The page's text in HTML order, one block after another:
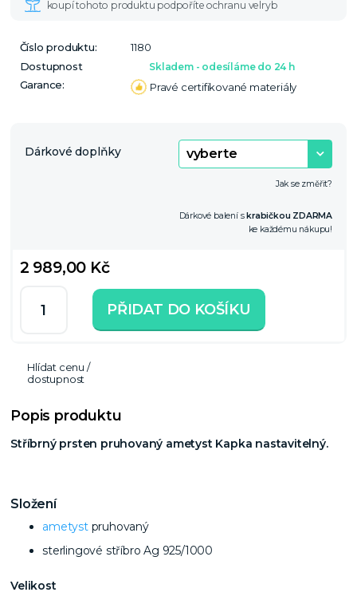
Číslo produktu:
1180
Dostupnost
Skladem - odesíláme do 24 h
Garance: Pravé certifikované materiály
Dárkové doplňky
Jak se změřit?
Dárkové balení skrabičkou ZDARMA
ke každému nákupu!
2 989,00 Kč
PŘIDAT DO KOŠÍKU
Hlídat cenu /
dostupnost
Popis produktu
Stříbrný prsten pruhovaný ametyst Kapka nastavitelný.
Složení
ametystpruhovaný
sterlingové stříbro Ag 925/1000
Velikost